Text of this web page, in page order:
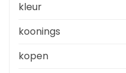
kleur
koonings
kopen